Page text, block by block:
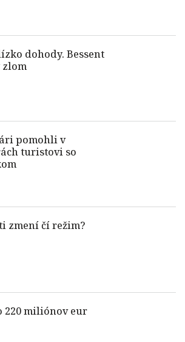
dohody. Bessent
zlom
pomohli v
turistovi so
zmení čí režim?
220 miliónov eur